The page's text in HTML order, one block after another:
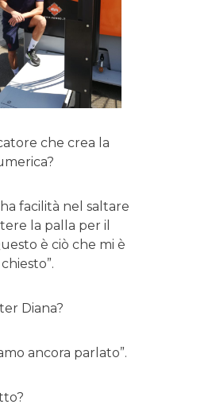
che crea la
facilità nel saltare
la palla per il
è ciò che mi è
Diana?
ancora parlato”.